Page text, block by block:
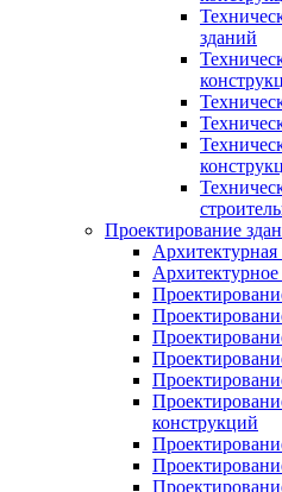
зданий
Проектирование
Архитектурная
конструкций